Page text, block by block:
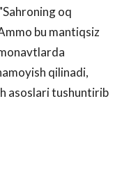
oq
bu mantiqsiz
qilinadi,
asoslari tushuntirib